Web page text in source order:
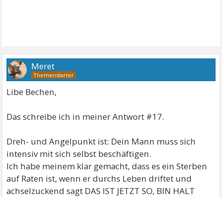
Meret
Libe Bechen,
Das schreibe ich in meiner Antwort #17.
Dreh- und Angelpunkt ist: Dein Mann muss sich
intensiv mit sich selbst beschäftigen.
Ich habe meinem klar gemacht, dass es ein Sterben
auf Raten ist, wenn er durchs Leben driftet und
achselzuckend sagt DAS IST JETZT SO, BIN HALT